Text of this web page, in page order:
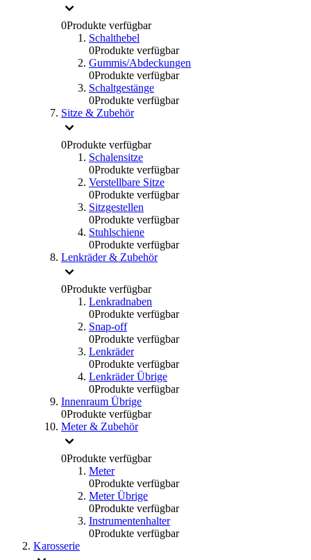
0Produkte verfügbar
Schalthebel
0Produkte verfügbar
Gummis/Abdeckungen
0Produkte verfügbar
Schaltgestänge
0Produkte verfügbar
Sitze & Zubehör
0Produkte verfügbar
Schalensitze
0Produkte verfügbar
Verstellbare Sitze
0Produkte verfügbar
Sitzgestellen
0Produkte verfügbar
Stuhlschiene
0Produkte verfügbar
Lenkräder & Zubehör
0Produkte verfügbar
Lenkradnaben
0Produkte verfügbar
Snap-off
0Produkte verfügbar
Lenkräder
0Produkte verfügbar
Lenkräder Übrige
0Produkte verfügbar
Innenraum Übrige
0Produkte verfügbar
Meter & Zubehör
0Produkte verfügbar
Meter
0Produkte verfügbar
Meter Übrige
0Produkte verfügbar
Instrumentenhalter
0Produkte verfügbar
Karosserie